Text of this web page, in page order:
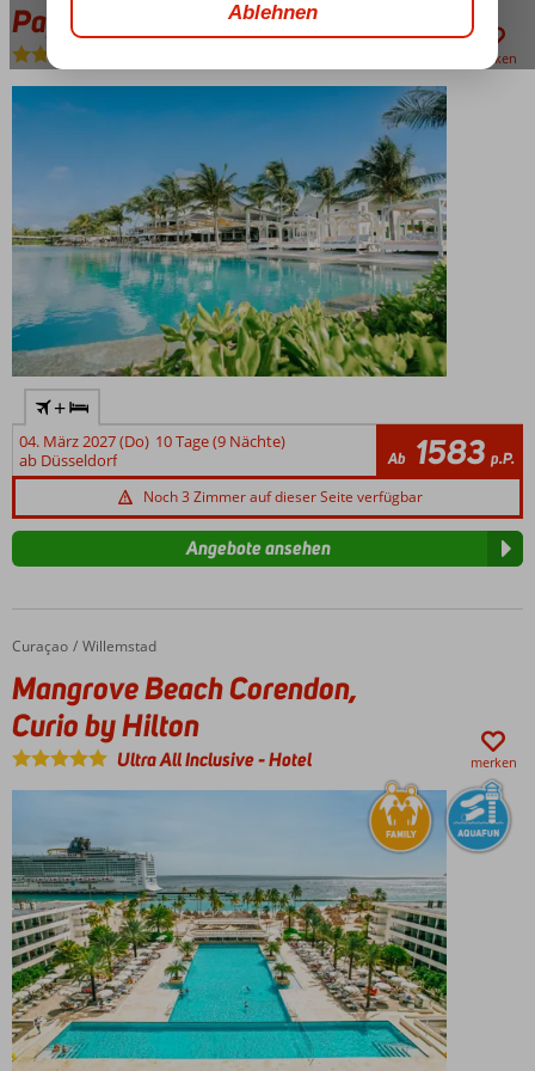
Papagayo Beach Hotel
merken
+
04. März 2027 (Do) 10 Tage (9 Nächte)
ab Düsseldorf
Ab 1583 p.P.
Noch 3 Zimmer auf dieser Seite verfügbar
Angebote ansehen
Home
Curaçao Willemstad
Mangrove Beach Corendon, Curio by Hilton
Mangrove Beach Corendon,
Curio by Hilton
Ultra All Inclusive-Hotel merken